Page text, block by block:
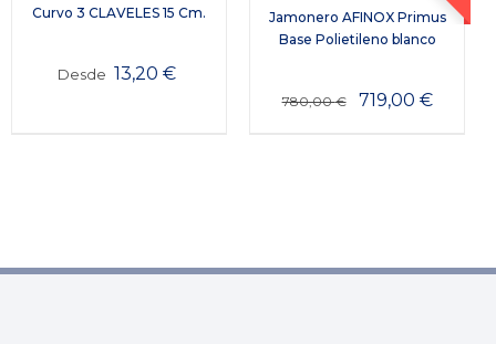
Curvo 3 CLAVELES 15 Cm.
Desde 13,20€
Jamonero AFINOX Primus
Base Polietileno blanco
780,00€ 719,00 €